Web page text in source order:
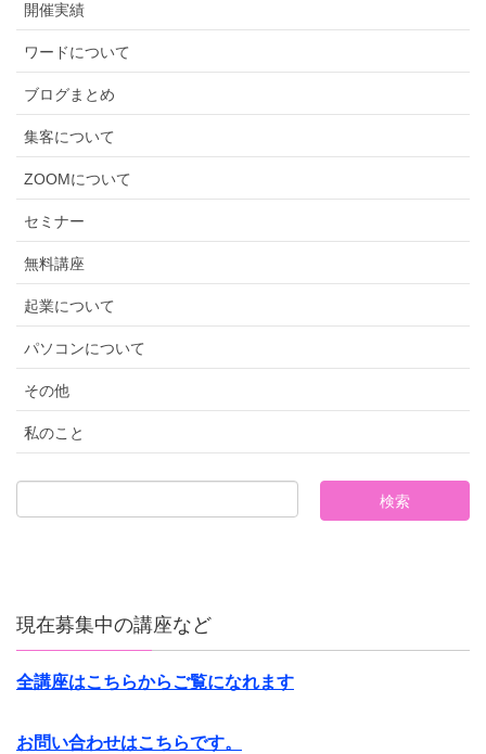
開催実績
ワードについて
ブログまとめ
集客について
ZOOMについて
セミナー
無料講座
起業について
パソコンについて
その他
私のこと
現在募集中の講座など
全講座はこちらからご覧になれます
お問い合わせはこちらです。